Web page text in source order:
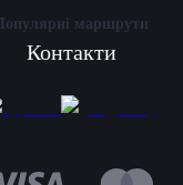
Популярні маршрути
Контакти